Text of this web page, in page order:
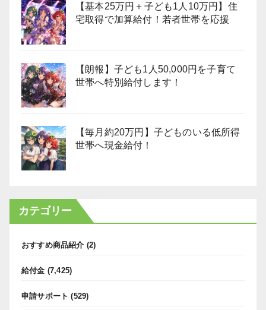
【基本25万円＋子ども1人10万円】住
宅取得で加算給付！若者世帯を応援
【朗報】子ども1人50,000円を子育て
世帯へ特別給付します！
【毎月約20万円】子どものいる低所得
世帯へ現金給付！
カテゴリー
おすすめ商品紹介 (2)
給付金 (7,425)
申請サポート (529)